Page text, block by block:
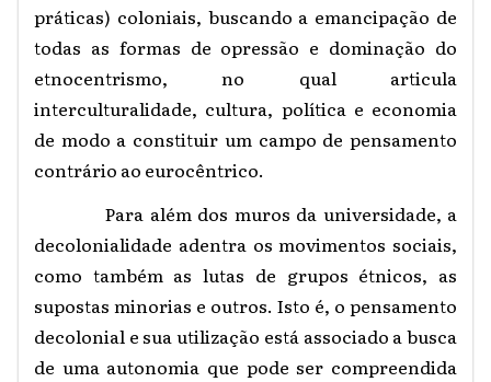
práticas) coloniais, buscando a emancipação de
todas as formas de opressão e dominação do
etnocentrismo, no qual articula
interculturalidade, cultura, política e economia
de modo a constituir um campo de pensamento
contrário ao eurocêntrico.
Para além dos muros da universidade, a
decolonialidade adentra os movimentos sociais,
como também as lutas de grupos étnicos, as
supostas minorias e outros. Isto é, o pensamento
decolonial e sua utilização está associado a busca
de uma autonomia que pode ser compreendida